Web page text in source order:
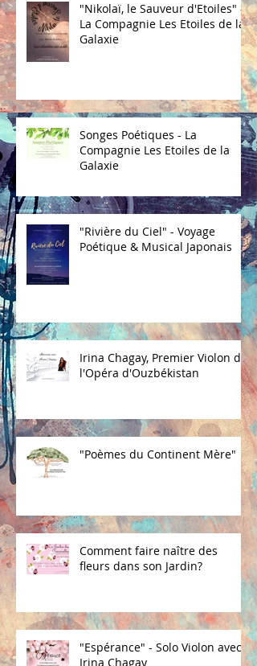
"Nikolaï, le Sauveur d'Etoiles" -
La Compagnie Les Etoiles de la
Galaxie
Songes Poétiques - La
Compagnie Les Etoiles de la
Galaxie
"Rivière du Ciel" - Voyage
Poétique & Musical Japonais
Irina Chagay, Premier Violon de
l'Opéra d'Ouzbékistan
"Poèmes du Continent Mère"
Comment faire naître des
fleurs dans son Jardin?
"Espérance" - Solo Violon avec
Irina Chagay